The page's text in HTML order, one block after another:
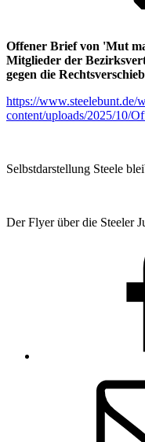
Offener Brief von 'Mut
Mitglieder der
gegen die
https://www.steelebunt.de/
content/uploads/2025/10/
Selbstdarstellung Steele
Der Flyer über die Steeler